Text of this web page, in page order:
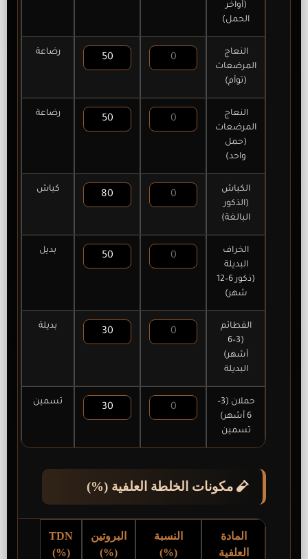
(أواخر
الحمل)
النعاج
المرضعات
(توأم)
رضاعة
النعاج
المرضعات
(حمل
واحد)
رضاعة
الكباش
(الذكور
البالغة)
كباش
الخراف
البديلة
(ذكور 6–12
شهر)
بديل
الفطائم
(3–6
أشهر)
البديلة
بديلة
حملان (3–
6 أشهر)
تسمين
تسمين
مكونات الخلطة العلفية (%)
المادة
العلفية
النسبة
(%)
البروتين
(%)
TDN
(%)